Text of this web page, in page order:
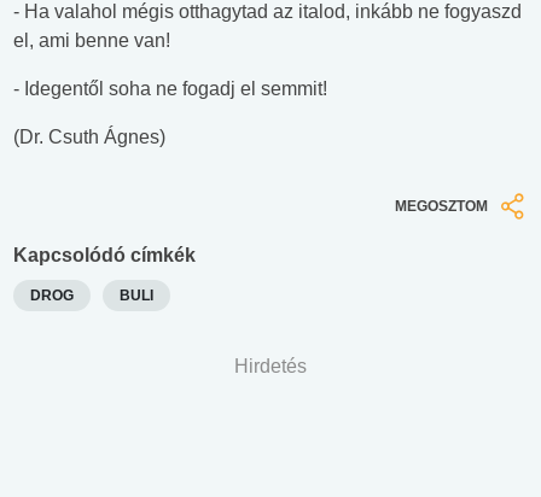
- Ha valahol mégis otthagytad az italod, inkább ne fogyaszd
el, ami benne van!
- Idegentől soha ne fogadj el semmit!
(Dr. Csuth Ágnes)
MEGOSZTOM
Kapcsolódó címkék
DROG BULI
Hirdetés